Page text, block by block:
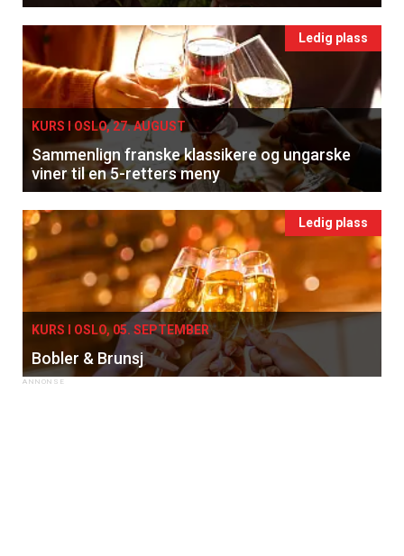
Ledig plass
KURS I OSLO, 27. AUGUST
Sammenlign franske klassikere og ungarske
viner til en 5-retters meny
Ledig plass
KURS I OSLO, 05. SEPTEMBER
Bobler & Brunsj